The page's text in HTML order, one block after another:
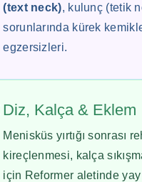
(text neck), kulunç (tetik
sorunlarında kürek
egzersizleri.
Diz, Kalça & Eklem
Menisküs yırtığı sonrası
kireçlenmesi, kalça
için Reformer aletinde yay